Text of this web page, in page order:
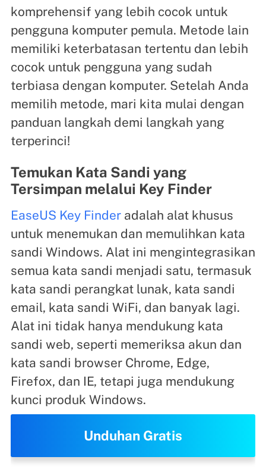
komprehensif yang lebih cocok untuk
pengguna komputer pemula. Metode lain
memiliki keterbatasan tertentu dan lebih
cocok untuk pengguna yang sudah
terbiasa dengan komputer. Setelah Anda
memilih metode, mari kita mulai dengan
panduan langkah demi langkah yang
terperinci!
Temukan Kata Sandi yang
Tersimpan melalui Key Finder
EaseUS Key Finderadalah alat khusus
untuk menemukan dan memulihkan kata
sandi Windows. Alat ini mengintegrasikan
semua kata sandi menjadi satu, termasuk
kata sandi perangkat lunak, kata sandi
email, kata sandi WiFi, dan banyak lagi.
Alat ini tidak hanya mendukung kata
sandi web, seperti memeriksa akun dan
kata sandi browser Chrome, Edge,
Firefox, dan IE, tetapi juga mendukung
kunci produk Windows.
Unduhan Gratis